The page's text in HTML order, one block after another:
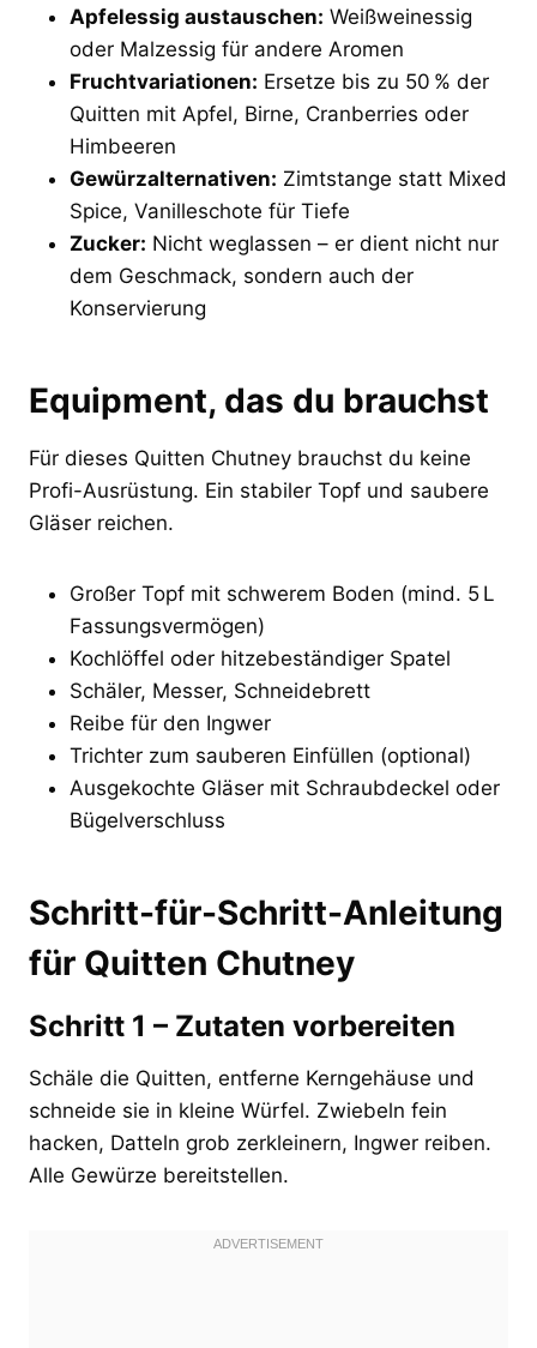
Apfelessig austauschen: Weißweinessig
oder Malzessig für andere Aromen
Fruchtvariationen: Ersetze bis zu 50 % der
Quitten mit Apfel, Birne, Cranberries oder
Himbeeren
Gewürzalternativen: Zimtstange statt Mixed
Spice, Vanilleschote für Tiefe
Zucker: Nicht weglassen – er dient nicht nur
dem Geschmack, sondern auch der
Konservierung
Equipment, das du brauchst
Für dieses Quitten Chutney brauchst du keine
Profi-Ausrüstung. Ein stabiler Topf und saubere
Gläser reichen.
Großer Topf mit schwerem Boden (mind. 5 L
Fassungsvermögen)
Kochlöffel oder hitzebeständiger Spatel
Schäler, Messer, Schneidebrett
Reibe für den Ingwer
Trichter zum sauberen Einfüllen (optional)
Ausgekochte Gläser mit Schraubdeckel oder
Bügelverschluss
Schritt-für-Schritt-Anleitung
für Quitten Chutney
Schritt 1 – Zutaten vorbereiten
Schäle die Quitten, entferne Kerngehäuse und
schneide sie in kleine Würfel. Zwiebeln fein
hacken, Datteln grob zerkleinern, Ingwer reiben.
Alle Gewürze bereitstellen.